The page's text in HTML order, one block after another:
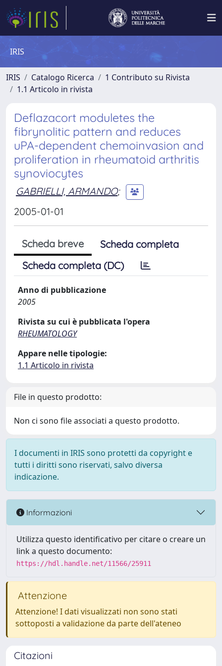
IRIS
IRIS Catalogo Ricerca
1 Contributo su Rivista
1.1 Articolo in rivista
Deflazacort moduletes the
fibrynolitic pattern and reduces
uPA-dependent chemoinvasion and
proliferation in rheumatoid arthritis
synoviocytes
GABRIELLI, ARMANDO;
2005-01-01
Scheda breve
Scheda completa
Scheda completa (DC)
Anno di pubblicazione
2005
Rivista su cui è pubblicata l'opera
RHEUMATOLOGY
Appare nelle tipologie:
1.1 Articolo in rivista
File in questo prodotto:
Non ci sono file associati a questo prodotto.
I documenti in IRIS sono protetti da copyright e
tutti i diritti sono riservati, salvo diversa
indicazione.
Informazioni
Utilizza questo identificativo per citare o creare un
link a questo documento:
https://hdl.handle.net/11566/25911
Attenzione
Attenzione! I dati visualizzati non sono stati
sottoposti a validazione da parte dell'ateneo
Citazioni